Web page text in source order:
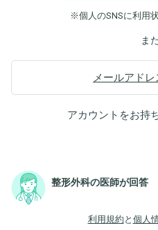
※個人のSNSに利用
ま
メールアド
アカウントをお持
整形外科の医師が回答
利用規約 と 個人